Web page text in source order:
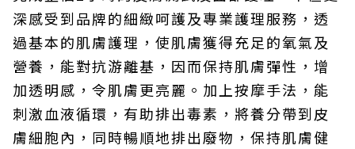
深感受到品牌的細緻呵護及專業護理服務，透
過基本的肌膚護理，使肌膚獲得充足的氧氣及
營養，能對抗游離基，因而保持肌膚彈性，增
加透明感，令肌膚更亮麗。加上按摩手法，能
刺激血液循環，有助排出毒素，將養分帶到皮
膚細胞內，同時暢順地排出廢物，保持肌膚健